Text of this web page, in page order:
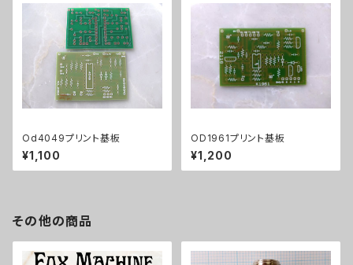
Od4049プリント基板
¥1,100
OD1961プリント基板
¥1,200
その他の商品